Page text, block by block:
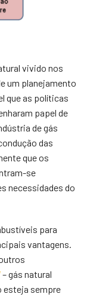
vivido nos
um planejamento
que as políticas
papel de
de gás
das
que os
se
necessidades do
para
vantagens.
– gás natural
esteja sempre